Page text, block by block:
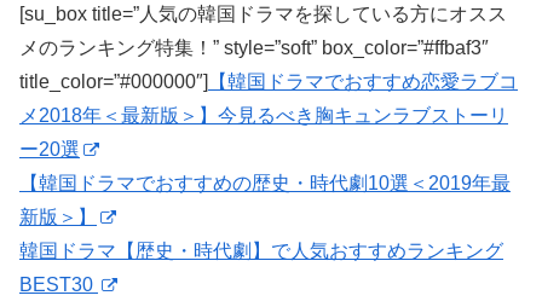
[su_box title=”人気の韓国ドラマを探している方にオスス
メのランキング特集！” style=”soft” box_color=”#ffbaf3″
title_color=”#000000″]
【韓国ドラマでおすすめ恋愛ラブコ
メ2018年＜最新版＞】今見るべき胸キュンラブストーリ
ー20選
【韓国ドラマでおすすめの歴史・時代劇10選＜2019年最
新版＞】
韓国ドラマ【歴史・時代劇】で人気おすすめランキング
BEST30